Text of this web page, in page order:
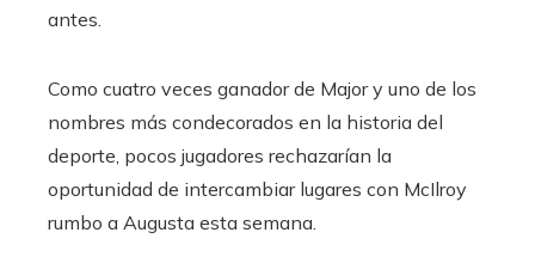
antes.
Como cuatro veces ganador de Major y uno de los
nombres más condecorados en la historia del
deporte, pocos jugadores rechazarían la
oportunidad de intercambiar lugares con McIlroy
rumbo a Augusta esta semana.